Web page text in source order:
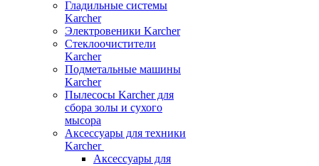
Гладильные системы
Karcher
Электровеники Karcher
Стеклоочистители
Karcher
Подметальные машины
Karcher
Пылесосы Karcher для
сбора золы и сухого
мысора
Аксессуары для техники
Karcher
Аксессуары для